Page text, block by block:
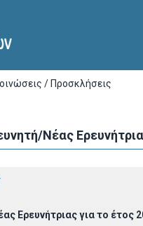
/ Προσκλήσεις
Νέας
Ερευνήτριας για το έτος